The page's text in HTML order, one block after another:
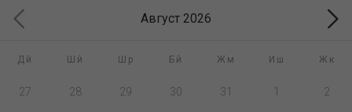
Август 2026
Дй Шй Шр Бй Жм Иш Жк
27 28 29 30 31 1 2